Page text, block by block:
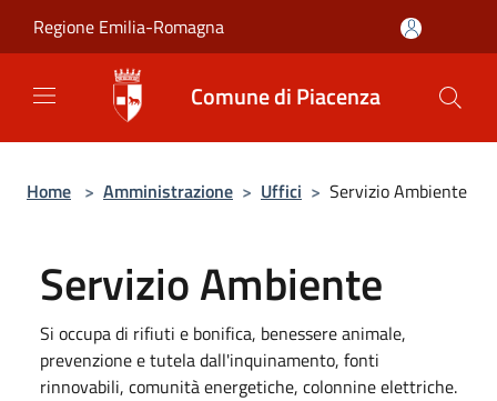
Regione Emilia-Romagna
Comune di Piacenza
Home > Amministrazione > Uffici > Servizio Ambiente
Servizio Ambiente
Si occupa di rifiuti e bonifica, benessere animale,
prevenzione e tutela dall'inquinamento, fonti
rinnovabili, comunità energetiche, colonnine elettriche.